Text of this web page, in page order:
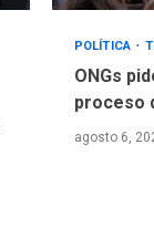
POLÍTICA
ONGs
proceso
agosto 6,